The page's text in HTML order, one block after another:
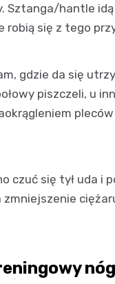
Sztanga/hantle idą
robią się z tego
gdzie da się
piszczeli, u
czuć się tył uda i